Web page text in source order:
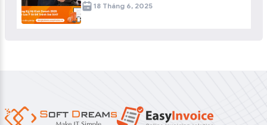
18 Tháng 6, 2025